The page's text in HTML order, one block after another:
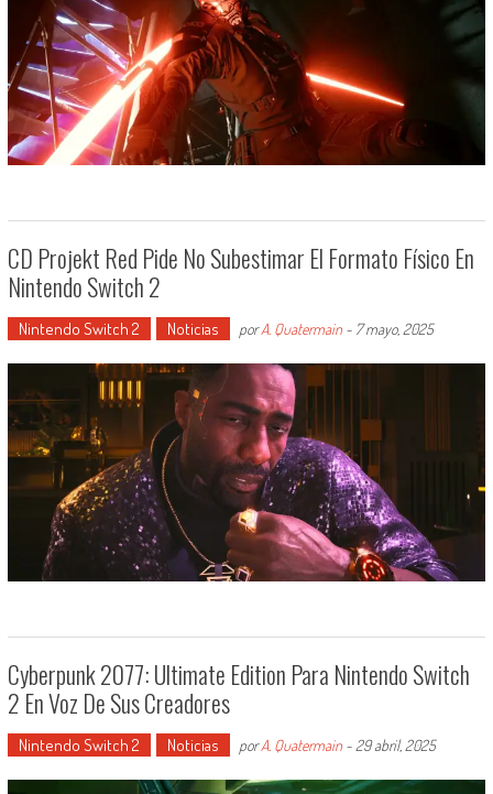
CD Projekt Red Pide No Subestimar El Formato Físico En
Nintendo Switch 2
Nintendo Switch 2 Noticias porA. Quatermain- 7 mayo, 2025
Cyberpunk 2077: Ultimate Edition Para Nintendo Switch
2 En Voz De Sus Creadores
Nintendo Switch 2 Noticias porA. Quatermain- 29 abril, 2025